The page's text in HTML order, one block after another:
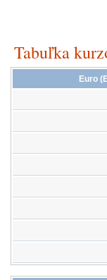
Tabuľka
Euro